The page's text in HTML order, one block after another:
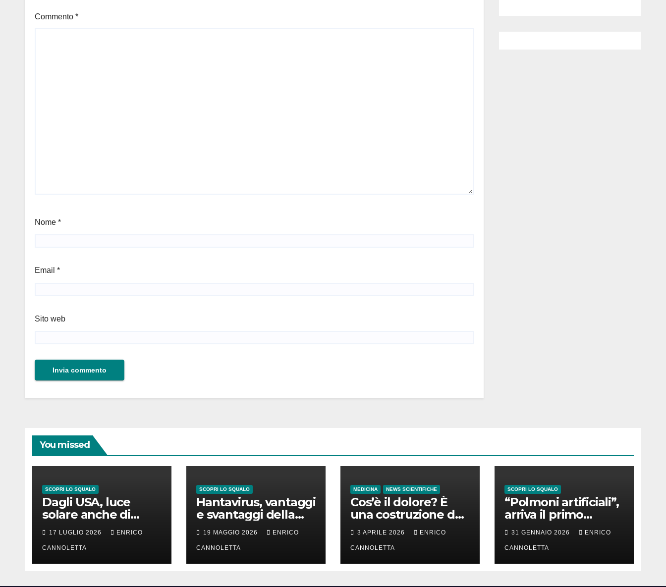
Commento *
Nome *
Email *
Sito web
You missed
SCOPRI LO SQUALO
Dagli USA, luce
solare anche di
notte
17 LUGLIO 2026 ENRICO
CANNOLETTA
SCOPRI LO SQUALO
Hantavirus, vantaggi
e svantaggi della
lunga incubazione
19 MAGGIO 2026 ENRICO
CANNOLETTA
MEDICINA NEWS SCIENTIFICHE
Cos’è il dolore? È
una costruzione del
cervello
3 APRILE 2026 ENRICO
CANNOLETTA
SCOPRI LO SQUALO
“Polmoni artificiali”,
arriva il primo
successo
31 GENNAIO 2026 ENRICO
CANNOLETTA